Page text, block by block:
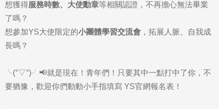
想獲得服務時數、大使勳章等相關認證，不再擔心無法畢業
了嗎？
想參加YS大使限定的小團體學習交流會 ，拓展人脈、自我成
長嗎？
╰(°▽°)╯📢就是現在！青年們！只要其中一點打中了你，不
要猶豫，歡迎你們動動小手指填寫 YS官網報名表！